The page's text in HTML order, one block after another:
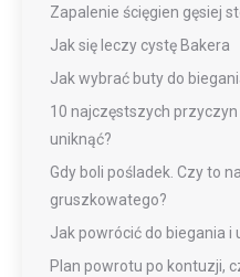
Zapalenie ścięgien gęsiej
Jak się leczy cystę Bakera
Jak wybrać buty do
10 najczęstszych
uniknąć?
Gdy boli pośladek. Czy to
gruszkowatego?
Jak powrócić do biegania
Plan powrotu po kontuzji,